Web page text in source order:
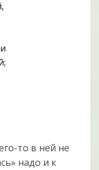
то в ней не
надо и к